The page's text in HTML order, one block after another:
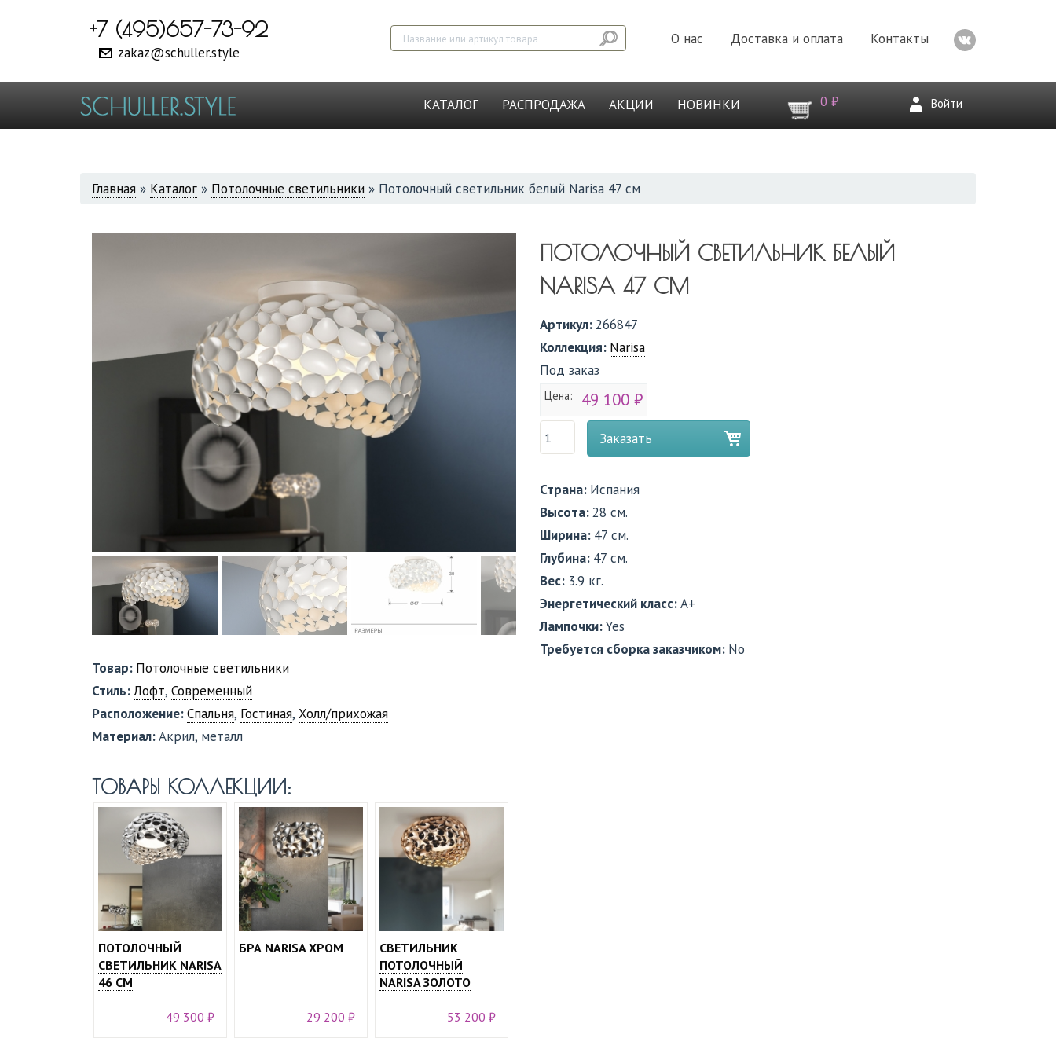
+7 (495)657-73-92
zakaz@schuller.style
О нас Доставка и оплата Контакты
КАТАЛОГ РАСПРОДАЖА АКЦИИ НОВИНКИ 0 ₽ Войти
ВЫ
Главная » Каталог » Потолочные светильники » Потолочный светильник белый Narisa 47 см
Товар: Потолочные светильники
Стиль:Лофт, Современный
Расположение:Спальня, Гостиная, Холл/прихожая
Материал:Акрил, металл
ТОВАРЫ КОЛЛЕКЦИИ:
ПОТОЛОЧНЫЙ
СВЕТИЛЬНИК NARISA
46 СМ
49 300 ₽
БРА NARISA ХРОМ
29 200 ₽
СВЕТИЛЬНИК
ПОТОЛОЧНЫЙ
NARISA ЗОЛОТО
53 200 ₽
ПОТОЛОЧНЫЙ СВЕТИЛЬНИК БЕЛЫЙ
NARISA 47 СМ
Артикул:266847
Коллекция: Narisa
Под заказ
Цена: 49 100 ₽
Заказать
Страна: Испания
Высота:28 см.
Ширина: 47 см.
Глубина: 47 см.
Вес: 3.9 кг.
Энергетический класс:A+
Лампочки:Yes
Требуется сборка заказчиком: No